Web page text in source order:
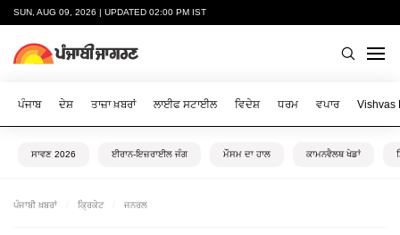
SUN, AUG 09, 2026 | UPDATED 02:00 PM IST
ਪੰਜਾਬ ਦੇਸ਼ ਤਾਜ਼ਾ ਖ਼ਬਰਾਂ ਲਾਈਫ ਸਟਾਈਲ ਵਿਦੇਸ਼ ਧਰਮ ਵਪਾਰ Vishvas
ਸਾਵਣ 2026 ਈਰਾਨ-ਇਜ਼ਰਾਈਲ ਜੰਗ ਮੌਸਮ ਦਾ ਹਾਲ ਕਾਮਨਵੈਲਥ ਖੇਡਾਂ
ਪੰਜਾਬੀ ਖ਼ਬਰਾਂ ਕ੍ਰਿਕੇਟ ਜਨਰਲ